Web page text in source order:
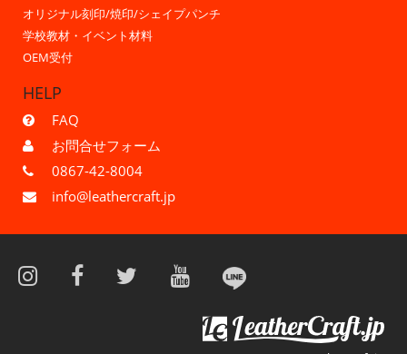
オリジナル刻印/焼印/シェイプパンチ
学校教材・イベント材料
OEM受付
HELP
FAQ
お問合せフォーム
0867-42-8004
info@leathercraft.jp